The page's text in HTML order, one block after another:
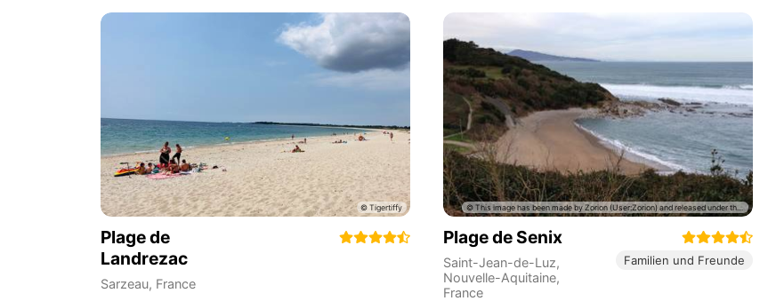
Plage de
Landrezac
Sarzeau, France
Plage de Senix
Saint-Jean-de-Luz,
Nouvelle-Aquitaine,
France
Familien und Freunde